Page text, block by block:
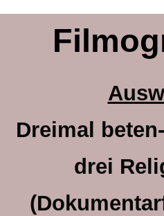
Dreimal
drei